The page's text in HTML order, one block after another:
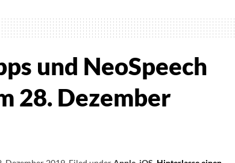
und NeoSpeech
28. Dezember